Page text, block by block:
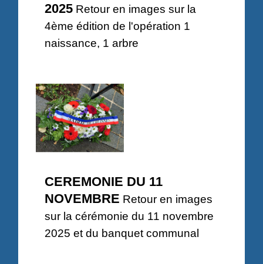
2025 Retour en images sur la
4ème édition de l'opération 1
naissance, 1 arbre
CEREMONIE DU 11
NOVEMBRE Retour en images
sur la cérémonie du 11 novembre
2025 et du banquet communal